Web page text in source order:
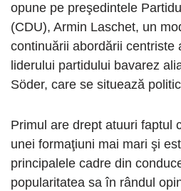
opune pe preşedintele
(CDU), Armin Laschet, un
continuării abordării centriste
liderului partidului bavarez
Söder, care se situează
Primul are drept atuuri faptul
unei formaţiuni mai mari şi
principalele cadre din
popularitatea sa în rândul